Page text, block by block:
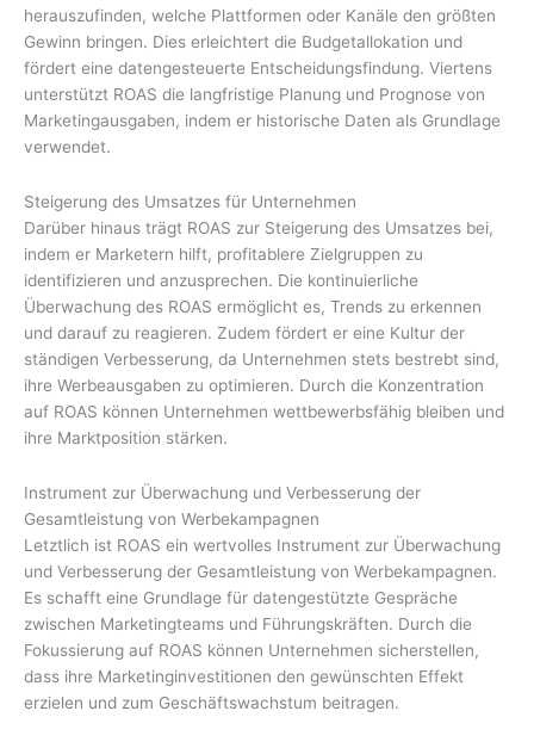
herauszufinden, welche Plattformen oder Kanäle den größten
Gewinn bringen. Dies erleichtert die Budgetallokation und
fördert eine datengesteuerte Entscheidungsfindung. Viertens
unterstützt ROAS die langfristige Planung und Prognose von
Marketingausgaben, indem er historische Daten als Grundlage
verwendet.
Steigerung des Umsatzes für Unternehmen
Darüber hinaus trägt ROAS zur Steigerung des Umsatzes bei,
indem er Marketern hilft, profitablere Zielgruppen zu
identifizieren und anzusprechen. Die kontinuierliche
Überwachung des ROAS ermöglicht es, Trends zu erkennen
und darauf zu reagieren. Zudem fördert er eine Kultur der
ständigen Verbesserung, da Unternehmen stets bestrebt sind,
ihre Werbeausgaben zu optimieren. Durch die Konzentration
auf ROAS können Unternehmen wettbewerbsfähig bleiben und
ihre Marktposition stärken.
Instrument zur Überwachung und Verbesserung der
Gesamtleistung von Werbekampagnen
Letztlich ist ROAS ein wertvolles Instrument zur Überwachung
und Verbesserung der Gesamtleistung von Werbekampagnen.
Es schafft eine Grundlage für datengestützte Gespräche
zwischen Marketingteams und Führungskräften. Durch die
Fokussierung auf ROAS können Unternehmen sicherstellen,
dass ihre Marketinginvestitionen den gewünschten Effekt
erzielen und zum Geschäftswachstum beitragen.